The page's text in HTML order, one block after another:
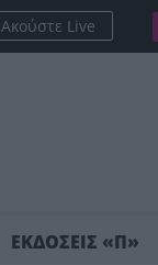
Ακούστε Live
ΕΚΔΟΣΕΙΣ «Π»